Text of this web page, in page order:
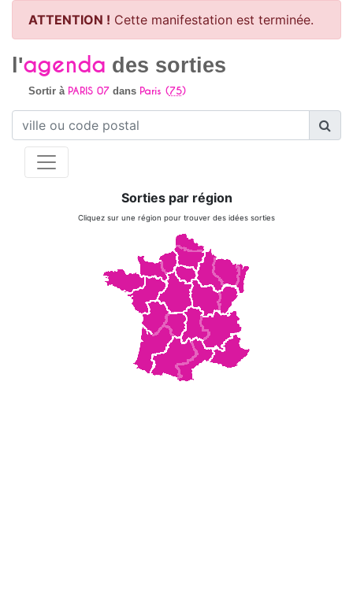
ATTENTION ! Cette manifestation est terminée.
l'agenda des sorties
Sortir à PARIS 07dans Paris (75)
Sorties par région
Cliquez sur une région pour trouver des idées sorties